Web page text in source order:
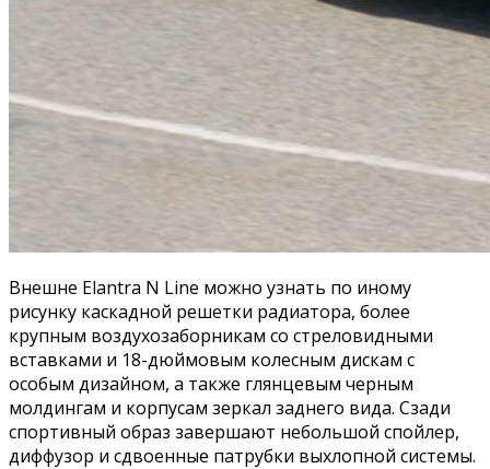
Внешне Elantra N Line можно узнать по иному
рисунку каскадной решетки радиатора, более
крупным воздухозаборникам со стреловидными
вставками и 18-дюймовым колесным дискам с
особым дизайном, а также глянцевым черным
молдингам и корпусам зеркал заднего вида. Сзади
спортивный образ завершают небольшой спойлер,
диффузор и сдвоенные патрубки выхлопной системы.